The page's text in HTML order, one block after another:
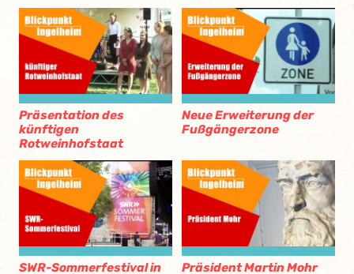
Präsentation des
künftigen
Rotweinhofstaat
Neue Erweiterung der
Fußgängerzone
SWR-Sommerfestival in
Präsident Martin Mohr